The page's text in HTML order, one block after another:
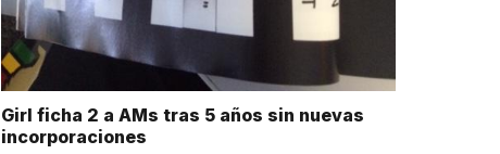
Girl ficha 2 a AMs tras 5 años sin nuevas
incorporaciones